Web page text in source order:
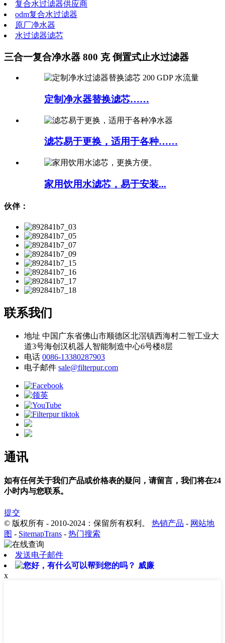
复合水过滤器供应商
odm复合水过滤器
原厂净水器
水过滤器滤芯
三合一复合净水器 800 克 倒置式止水过滤器
定制净水器替换滤芯……
滤芯易于更换，适用于各种……
家用饮用水滤芯，易于安装...
伙伴：
联系我们
地址 中国广东省佛山市顺德区北滘镇西海村二智工业大
道3号海创汉机器人智能制造中心6号楼8层
电话 0086-13380287903
电子邮件 sale@filterpur.com
通讯
如有任何关于我们产品或价格表的疑问，请留言，我们将在24
小时内与您联系。
提交
© 版权所有 - 2010-2024：保留所有权利。 热销产品 - 网站地
图 - SitemapTrans - 热门搜索
发送电子邮件
威廉
x